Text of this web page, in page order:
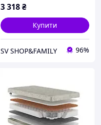
3 318₴
Купити
SV SHOP&FAMILY 96%